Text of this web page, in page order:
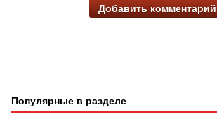
Добавить комментарий
Популярные в разделе